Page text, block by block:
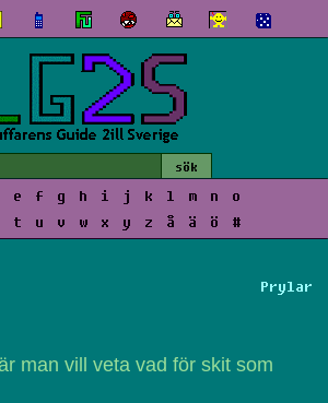
e f g h i j k l m n
o
t u v w x y z å ä ö #
Prylar
man vill veta vad för skit som